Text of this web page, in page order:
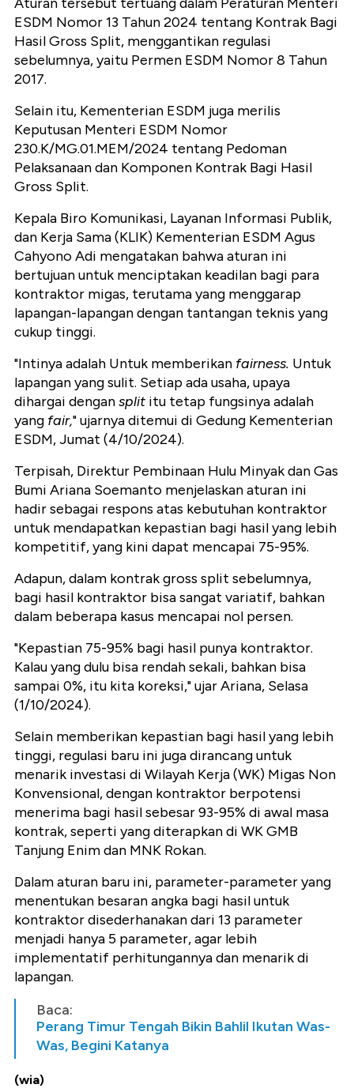
ESDM Nomor 13 Tahun 2024 tentang Kontrak Bagi
Hasil Gross Split, menggantikan regulasi
sebelumnya, yaitu Permen ESDM Nomor 8 Tahun
2017.
Selain itu, Kementerian ESDM juga merilis
Keputusan Menteri ESDM Nomor
230.K/MG.01.MEM/2024 tentang Pedoman
Pelaksanaan dan Komponen Kontrak Bagi Hasil
Gross Split.
Kepala Biro Komunikasi, Layanan Informasi Publik,
dan Kerja Sama (KLIK) Kementerian ESDM Agus
Cahyono Adi mengatakan bahwa aturan ini
bertujuan untuk menciptakan keadilan bagi para
kontraktor migas, terutama yang menggarap
lapangan-lapangan dengan tantangan teknis yang
cukup tinggi.
"Intinya adalah Untuk memberikan fairness. Untuk
lapangan yang sulit. Setiap ada usaha, upaya
dihargai dengansplit itu tetap fungsinya adalah
yang fair," ujarnya ditemui di Gedung Kementerian
ESDM, Jumat (4/10/2024).
Terpisah, Direktur Pembinaan Hulu Minyak dan Gas
Bumi Ariana Soemanto menjelaskan aturan ini
hadir sebagai respons atas kebutuhan kontraktor
untuk mendapatkan kepastian bagi hasil yang lebih
kompetitif, yang kini dapat mencapai 75-95%.
Adapun, dalam kontrak gross split sebelumnya,
bagi hasil kontraktor bisa sangat variatif, bahkan
dalam beberapa kasus mencapai nol persen.
"Kepastian 75-95% bagi hasil punya kontraktor.
Kalau yang dulu bisa rendah sekali, bahkan bisa
sampai 0%, itu kita koreksi," ujar Ariana, Selasa
(1/10/2024).
Selain memberikan kepastian bagi hasil yang lebih
tinggi, regulasi baru ini juga dirancang untuk
menarik investasi di Wilayah Kerja (WK) Migas Non
Konvensional, dengan kontraktor berpotensi
menerima bagi hasil sebesar 93-95% di awal masa
kontrak, seperti yang diterapkan di WK GMB
Tanjung Enim dan MNK Rokan.
Dalam aturan baru ini, parameter-parameter yang
menentukan besaran angka bagi hasil untuk
kontraktor disederhanakan dari 13 parameter
menjadi hanya 5 parameter, agar lebih
implementatif perhitungannya dan menarik di
lapangan.
Baca:
Perang Timur Tengah Bikin Bahlil Ikutan Was-
Was, Begini Katanya
(wia)